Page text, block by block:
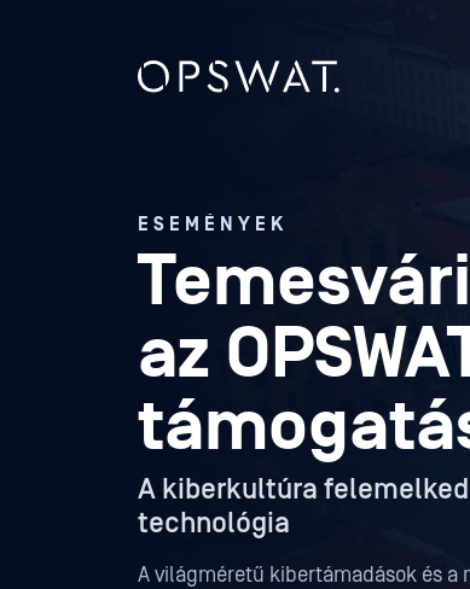
ESEMÉNYEK
az
A kiberkultúra
technológia
A világméretű kibertámadások és